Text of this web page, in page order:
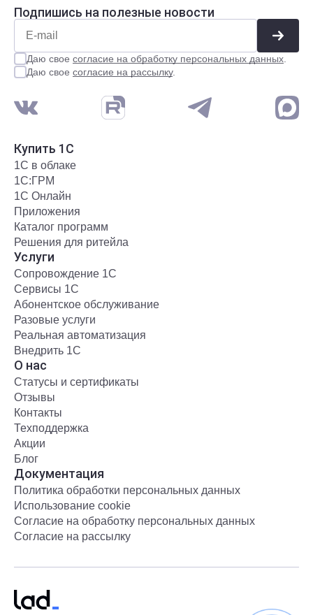
Подпишись на полезные новости
Даю свое согласие на обработку персональных данных
Даю свое согласие на рассылку.
Купить 1С
1С в облаке
1С:ГРМ
1С Онлайн
Приложения
Каталог программ
Решения для ритейла
Услуги
Сопровождение 1С
Сервисы 1С
Абонентское обслуживание
Разовые услуги
Реальная автоматизация
Внедрить 1С
О нас
Статусы и сертификаты
Отзывы
Контакты
Техподдержка
Акции
Блог
Документация
Политика обработки персональных данных
Использование cookie
Согласие на обработку персональных данных
Согласие на рассылку